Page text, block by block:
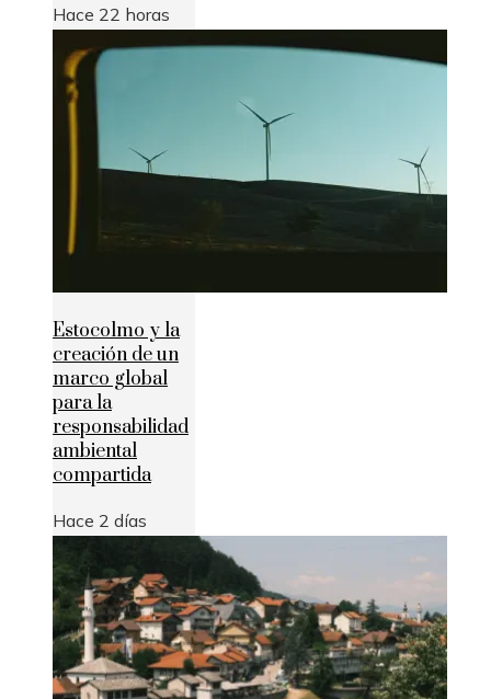
Hace 22 horas
Estocolmo y la
creación de un
marco global
para la
responsabilidad
ambiental
compartida
Hace 2 días